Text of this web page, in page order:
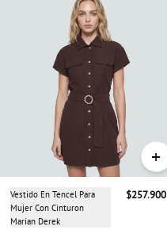
+
Vestido En Tencel Para
Mujer Con Cinturon
Marian Derek
$257.900